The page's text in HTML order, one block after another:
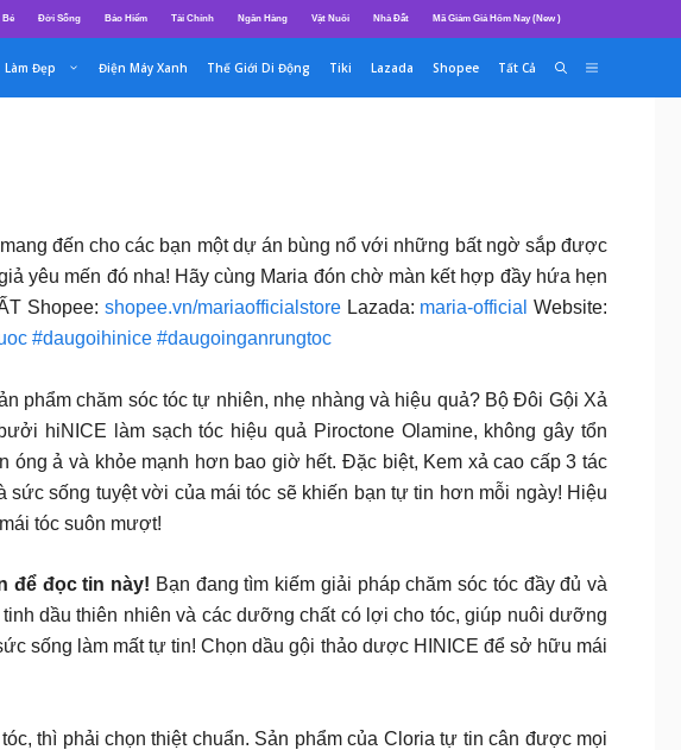
Bé Đời Sống Bảo Hiểm Tài Chính Ngân Hàng Vật Nuôi Nhà Đất Mã Giảm Giá Hôm Nay (New )
Làm Đẹp Điện Máy Xanh Thế Giới Di Động Tiki Lazada Shopee Tất Cả
đến cho các bạn một dự án bùng nổ với những bất ngờ sắp được
yêu mến đó nha! Hãy cùng Maria đón chờ màn kết hợp đầy hứa hẹn
Shopee: shopee.vn/mariaofficialstoreLazada: maria-official Website:
#daugoihinice #daugoinganrungtoc
phẩm chăm sóc tóc tự nhiên, nhẹ nhàng và hiệu quả? Bộ Đôi Gội Xả
hiNICE làm sạch tóc hiệu quả Piroctone Olamine, không gây tổn
ả và khỏe mạnh hơn bao giờ hết. Đặc biệt, Kem xả cao cấp 3 tác
sống tuyệt vời của mái tóc sẽ khiến bạn tự tin hơn mỗi ngày! Hiệu
tóc suôn mượt!
để đọc tin này! Bạn đang tìm kiếm giải pháp chăm sóc tóc đầy đủ và
dầu thiên nhiên và các dưỡng chất có lợi cho tóc, giúp nuôi dưỡng
sống làm mất tự tin! Chọn dầu gội thảo dược HINICE để sở hữu mái
thì phải chọn thiệt chuẩn. Sản phẩm của Cloria tự tin cân được mọi